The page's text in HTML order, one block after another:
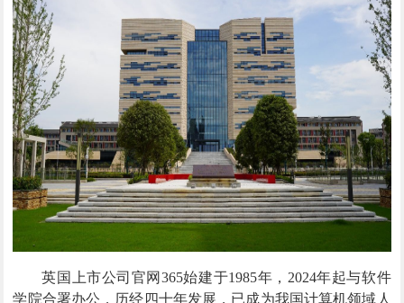
英国上市公司官网365始建于1985年， 2024年起与软件
学院合署办公，历经四十年发展，已成为我国计算机领域人